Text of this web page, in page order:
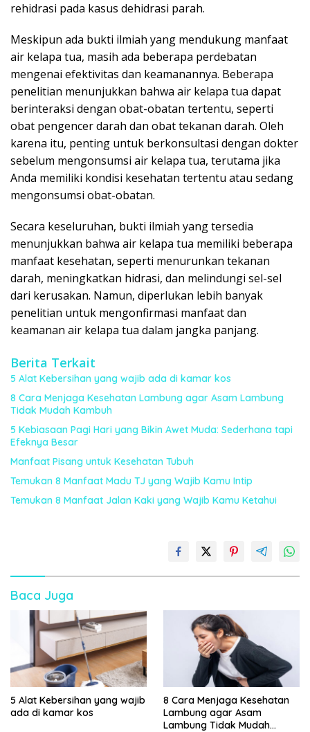
rehidrasi pada kasus dehidrasi parah.
Meskipun ada bukti ilmiah yang mendukung manfaat
air kelapa tua, masih ada beberapa perdebatan
mengenai efektivitas dan keamanannya. Beberapa
penelitian menunjukkan bahwa air kelapa tua dapat
berinteraksi dengan obat-obatan tertentu, seperti
obat pengencer darah dan obat tekanan darah. Oleh
karena itu, penting untuk berkonsultasi dengan dokter
sebelum mengonsumsi air kelapa tua, terutama jika
Anda memiliki kondisi kesehatan tertentu atau sedang
mengonsumsi obat-obatan.
Secara keseluruhan, bukti ilmiah yang tersedia
menunjukkan bahwa air kelapa tua memiliki beberapa
manfaat kesehatan, seperti menurunkan tekanan
darah, meningkatkan hidrasi, dan melindungi sel-sel
dari kerusakan. Namun, diperlukan lebih banyak
penelitian untuk mengonfirmasi manfaat dan
keamanan air kelapa tua dalam jangka panjang.
Berita Terkait
5 Alat Kebersihan yang wajib ada di kamar kos
8 Cara Menjaga Kesehatan Lambung agar Asam Lambung
Tidak Mudah Kambuh
5 Kebiasaan Pagi Hari yang Bikin Awet Muda: Sederhana tapi
Efeknya Besar
Manfaat Pisang untuk Kesehatan Tubuh
Temukan 8 Manfaat Madu TJ yang Wajib Kamu Intip
Temukan 8 Manfaat Jalan Kaki yang Wajib Kamu Ketahui
Baca Juga
5 Alat Kebersihan yang wajib
ada di kamar kos
8 Cara Menjaga Kesehatan
Lambung agar Asam
Lambung Tidak Mudah